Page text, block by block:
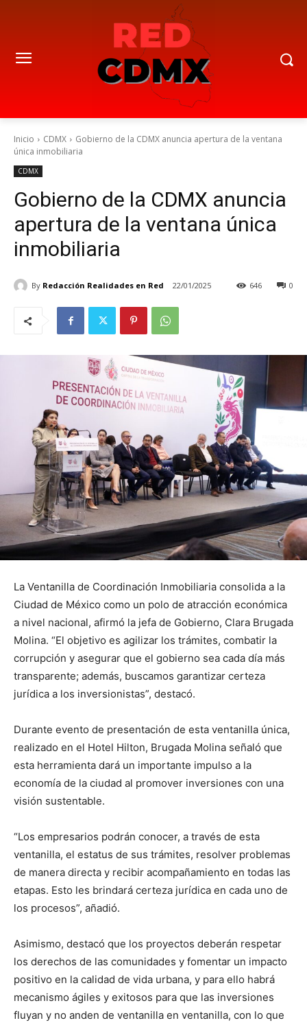
Inicio CDMX
Gobierno de la CDMX anuncia apertura de la ventana
única inmobiliaria
CDMX
Gobierno de la CDMX anuncia
apertura de la ventana única
inmobiliaria
By Redacción Realidades en Red 22/01/2025 0
646
La Ventanilla de Coordinación Inmobiliaria consolida a la
Ciudad de México como un polo de atracción económica
a nivel nacional, afirmó la jefa de Gobierno, Clara Brugada
Molina. “El objetivo es agilizar los trámites, combatir la
corrupción y asegurar que el gobierno sea cada día más
transparente; además, buscamos garantizar certeza
jurídica a los inversionistas”, destacó.
Durante evento de presentación de esta ventanilla única,
realizado en el Hotel Hilton, Brugada Molina señaló que
esta herramienta dará un importante impulso a la
economía de la ciudad al promover inversiones con una
visión sustentable.
“Los empresarios podrán conocer, a través de esta
ventanilla, el estatus de sus trámites, resolver problemas
de manera directa y recibir acompañamiento en todas las
etapas. Esto les brindará certeza jurídica en cada uno de
los procesos”, añadió.
Asimismo, destacó que los proyectos deberán respetar
los derechos de las comunidades y fomentar un impacto
positivo en la calidad de vida urbana, y para ello habrá
mecanismo ágiles y exitosos para que las inversiones
fluyan y no anden de ventanilla en ventanilla, con lo que